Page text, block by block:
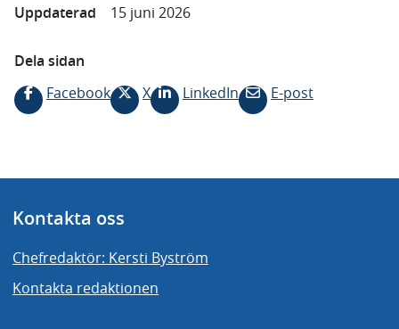
Uppdaterad
15 juni 2026
Dela sidan
Facebook
X LinkedIn E-post
Kontakta oss
Chefredaktör: Kersti Byström
Kontakta redaktionen